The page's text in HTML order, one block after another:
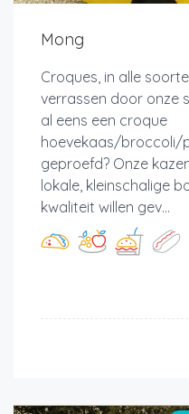
Mong
Croques, in alle
verrassen door onze
al eens een croque
hoevekaas/
geproefd? Onze
lokale, kleinschalige
kwaliteit willen gev...